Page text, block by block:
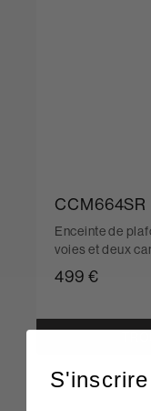
CCM664SR
Enceinte de
voies et deux
499 €